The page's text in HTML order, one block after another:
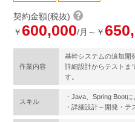
契約金額(税抜)
￥ 600,000/月～￥
作業内容
基幹システムの追加開
詳細設計からテストま
す。
スキル
・Java、Spring Boot
・詳細設計～開発・